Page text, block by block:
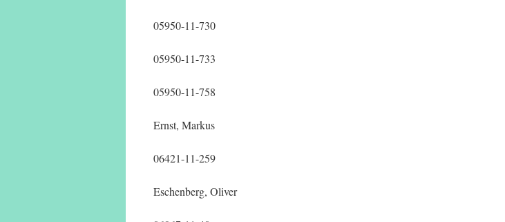
05950-11-730
05950-11-733
05950-11-758
Ernst, Markus
06421-11-259
Eschenberg, Oliver